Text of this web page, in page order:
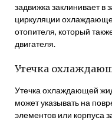
задвижка заклинивает в
циркуляции
отопителя, который
двигателя.
Утечка
Утечка охлаждающей
может указывать на
элементов или корпуса